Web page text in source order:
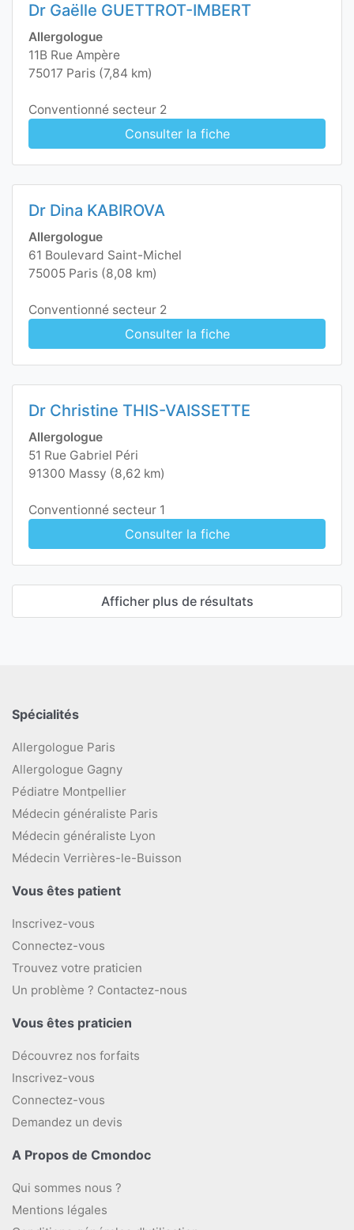
Dr Gaëlle GUETTROT-IMBERT
Allergologue
11B Rue Ampère
75017 Paris (7,84 km)
Conventionné secteur 2
Consulter la fiche
Dr Dina KABIROVA
Allergologue
61 Boulevard Saint-Michel
75005 Paris (8,08 km)
Conventionné secteur 2
Consulter la fiche
Dr Christine THIS-VAISSETTE
Allergologue
51 Rue Gabriel Péri
91300 Massy (8,62 km)
Conventionné secteur 1
Consulter la fiche
Afficher plus de résultats
Spécialités
Allergologue Paris
Allergologue Gagny
Pédiatre Montpellier
Médecin généraliste Paris
Médecin généraliste Lyon
Médecin Verrières-le-Buisson
Vous êtes patient
Inscrivez-vous
Connectez-vous
Trouvez votre praticien
Un problème ? Contactez-nous
Vous êtes praticien
Découvrez nos forfaits
Inscrivez-vous
Connectez-vous
Demandez un devis
A Propos de Cmondoc
Qui sommes nous ?
Mentions légales